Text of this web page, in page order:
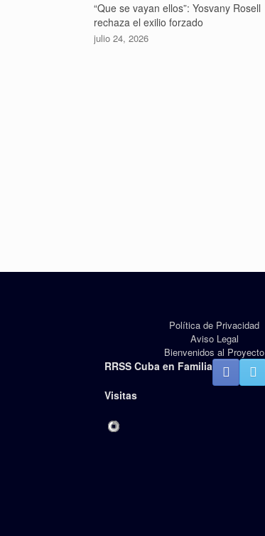
“Que se vayan ellos”: Yosvany Rosell
rechaza el exilio forzado
julio 24, 2026
Política de Privacidad
Aviso Legal
Bienvenidos al Proyecto
RRSS Cuba en Familia
Visitas